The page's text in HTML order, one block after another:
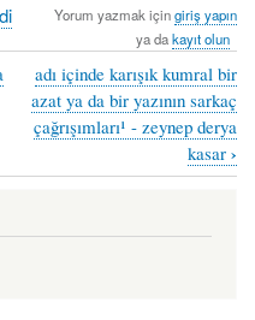
Yorum yazmak içingiriş yapın
ya dakayıt olun
adı içinde karışık kumral bir
azat ya da bir yazının sarkaç
çağrışımları¹ - zeynep derya
kasar ›